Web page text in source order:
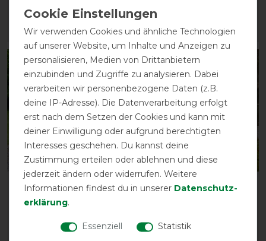
134,05 € *
ARTIKEL MERKEN ARTIKEL MERKEN
-10%
Bucas Liner 100g
vorher 71,00 €
-30%
Horseware AmEco Liner
62,95 € *
Wir verwenden Cookies und ähnliche Technologien
auf unserer Website, um Inhalte und Anzeigen zu
personalisieren, Medien von Drittanbietern
einzubinden und Zugriffe zu analysieren. Dabei
verarbeiten wir personenbezogene Daten (z.B.
deine IP-Adresse). Die Datenverarbeitung erfolgt
erst nach dem Setzen der Cookies und kann mit
deiner Einwilligung oder aufgrund berechtigten
Interesses geschehen. Du kannst deine
Zustimmung erteilen oder ablehnen und diese
jederzeit ändern oder widerrufen. Weitere
Informationen findest du in unserer Daten­schutz­
erklärung.
Essenziell
Statistik